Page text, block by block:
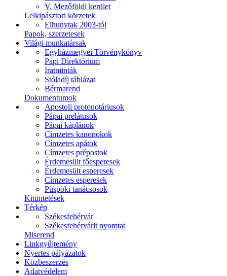
V. Mezőföldi kerület
Lelkipásztori körzetek
Elhunytak 2003-tól
Papok, szerzetesek
Világi munkatársak
Egyházmegyei Törvénykönyv
Papi Direktórium
Iratminták
Stóladíj táblázat
Bérmarend
Dokumentumok
Apostoli protonotáriusok
Pápai prelátusok
Pápai káplánok
Címzetes kanonokok
Címzetes apátok
Címzetes prépostok
Érdemesült főesperesek
Érdemesült esperesek
Címzetes esperesek
Püspöki tanácsosok
Kitüntetések
Térkép
Székesfehérvár
Székesfehérvárit nyomtat
Miserend
Linkgyűjtemény
Nyertes pályázatok
Közbeszerzés
Adatvédelem